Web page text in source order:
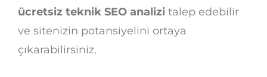
ücretsiz teknik SEO analizi talep edebilir
ve sitenizin potansiyelini ortaya
çıkarabilirsiniz.